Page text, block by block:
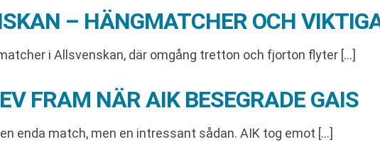
– HÄNGMATCHER OCH
i Allsvenskan, där omgång tretton och fjorton flyter […]
FRAM NÄR AIK BESEGRADE GAIS
enda match, men en intressant sådan. AIK tog emot […]